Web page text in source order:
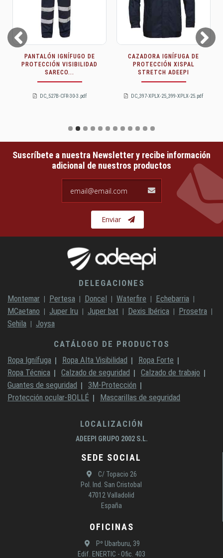
Prev
IGNÍFUGA DE
XISPAL
25_399-XPLX-25.pdf
PANTALÓN IGNÍFUGO DE
PROTECCIÓN XISPAL
DC_597-XPLX-25.pdf
0707
Next
Suscríbete a nuestra Newsletter y recibe información
adicional de nuestros productos
Enviar
DELEGACIONES
Montemar
Pertesa Doncel Waterfire
Echebarria
MCaetano
Juper Iru Juper bat Dexis Ibérica
Prosetra
Sehila
Joysa
CATÁLOGO DE PRODUCTOS
Ropa Ignífuga
Ropa Alta Visibilidad
Ropa Forte
Ropa Técnica
Calzado de seguridad
Calzado de trabajo
Guantes de seguridad
3M-Protección
Protección ocular-BOLLÉ
Mascarillas de seguridad
LOCALIZACIÓN
ADEEPI GRUPO 2002 S.L.
SEDE SOCIAL
C/ Topacio 26
Pol. Ind. San Cristobal
47012 Valladolid
España
OFICINAS
Pº Ubarburu, 39
Edif. ENERTIC - Ofic. 403